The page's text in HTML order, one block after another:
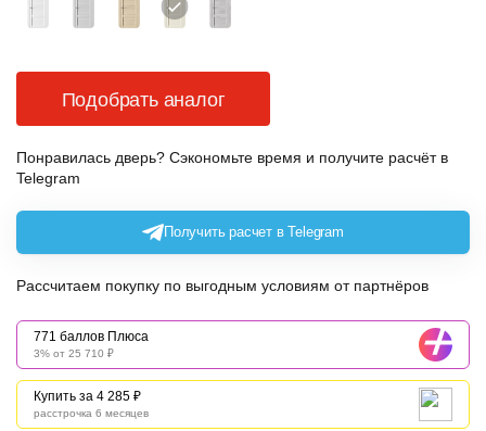
Подобрать аналог
Понравилась дверь? Сэкономьте время и получите расчёт в
Telegram
Получить расчет в Telegram
Рассчитаем покупку по выгодным условиям от партнёров
771 баллов Плюса
3% от 25 710 ₽
Купить за 4 285 ₽
расстрочка 6 месяцев